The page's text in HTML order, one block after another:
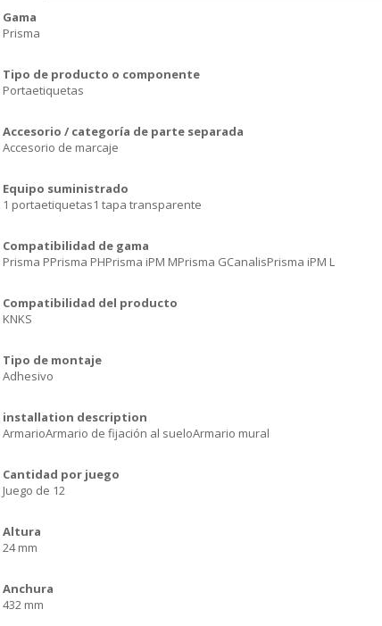
Gama
Prisma
Tipo de producto o componente
Portaetiquetas
Accesorio / categoría de parte separada
Accesorio de marcaje
Equipo suministrado
1 portaetiquetas1 tapa transparente
Compatibilidad de gama
Prisma PPrisma PHPrisma iPM MPrisma GCanalisPrisma iPM L
Compatibilidad del producto
KNKS
Tipo de montaje
Adhesivo
installation description
ArmarioArmario de fijación al sueloArmario mural
Cantidad por juego
Juego de 12
Altura
24 mm
Anchura
432 mm